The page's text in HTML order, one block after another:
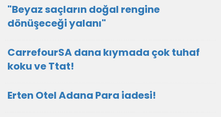
"Beyaz saçların doğal rengine
dönüşeceği yalanı"
CarrefourSA dana kıymada çok tuhaf
koku ve Ttat!
Erten Otel Adana Para iadesi!